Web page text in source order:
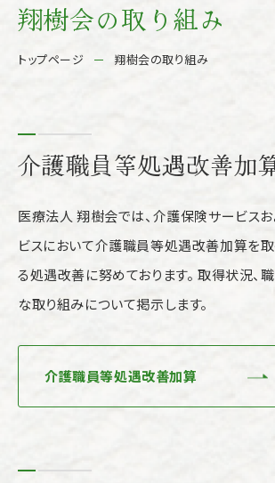
翔樹会の取り組み
トップページ 翔樹会の取り組み
介護職員等処遇改善加
医療法人 翔樹会では、介護保険サービス
ビスにおいて介護職員等処遇改善加算を
る処遇改善に努めております。 取得状況、
な取り組みについて掲示します。
介護職員等処遇改善加算